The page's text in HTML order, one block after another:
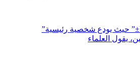
يقول العلماء